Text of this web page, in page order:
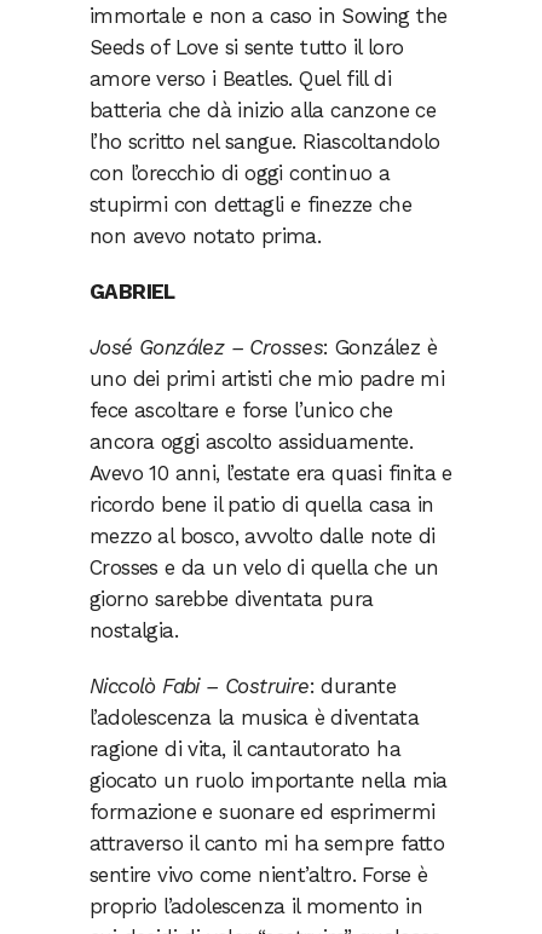
immortale e non a caso in Sowing the
Seeds of Love si sente tutto il loro
amore verso i Beatles. Quel fill di
batteria che dà inizio alla canzone ce
l’ho scritto nel sangue. Riascoltandolo
con l’orecchio di oggi continuo a
stupirmi con dettagli e finezze che
non avevo notato prima.
GABRIEL
José González – Crosses: González è
uno dei primi artisti che mio padre mi
fece ascoltare e forse l’unico che
ancora oggi ascolto assiduamente.
Avevo 10 anni, l’estate era quasi finita e
ricordo bene il patio di quella casa in
mezzo al bosco, avvolto dalle note di
Crosses e da un velo di quella che un
giorno sarebbe diventata pura
nostalgia.
Niccolò Fabi – Costruire: durante
l’adolescenza la musica è diventata
ragione di vita, il cantautorato ha
giocato un ruolo importante nella mia
formazione e suonare ed esprimermi
attraverso il canto mi ha sempre fatto
sentire vivo come nient’altro. Forse è
proprio l’adolescenza il momento in